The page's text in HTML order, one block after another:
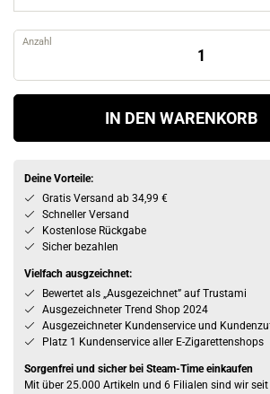
Anzahl
IN DEN WARENKORB
Deine Vorteile:
Gratis Versand ab 34,99 €
Schneller Versand
Kostenlose Rückgabe
Sicher bezahlen
Vielfach ausgzeichnet:
Bewertet als „Ausgezeichnet” auf Trustami
Ausgezeichneter Trend Shop 2024
Ausgezeichneter Kundenservice und
Platz 1 Kundenservice aller E-Zigarettenshops
Sorgenfrei und sicher bei Steam-Time einkaufen
Mit über 25.000 Artikeln und 6 Filialen sind wir